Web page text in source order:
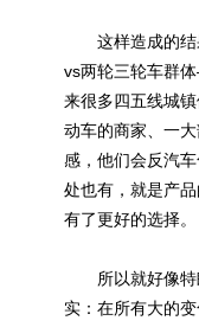
这样造成的结
vs两轮三轮车群
来很多四五线城
动车的商家、一
感，他们会反汽
处也有，就是产
有了更好的选择。
所以就好像特
实：在所有大的